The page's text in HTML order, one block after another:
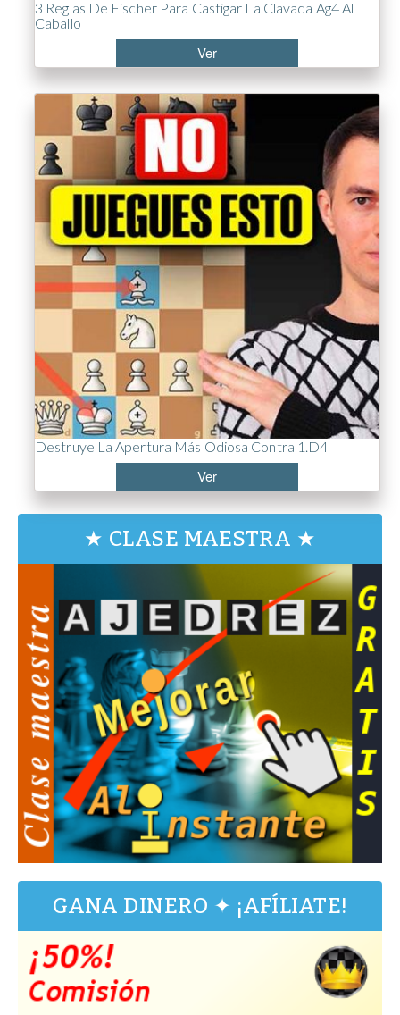
3 Reglas De Fischer Para Castigar La Clavada Ag4 Al
Caballo
Ver
Destruye La Apertura Más Odiosa Contra 1.d4
Ver
★ CLASE MAESTRA ★
GANA DINERO ✦ ¡AFÍLIATE!